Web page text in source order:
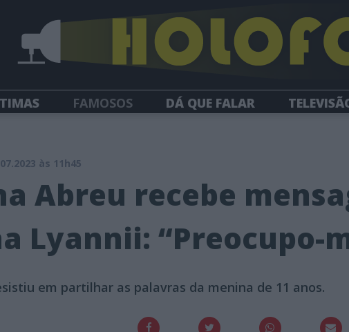
FAMOSOS DÁ QUE FALAR
às 11h45
Abreu recebe
Lyannii: “Preocupo-
em partilhar as palavras da menina de 11 anos.